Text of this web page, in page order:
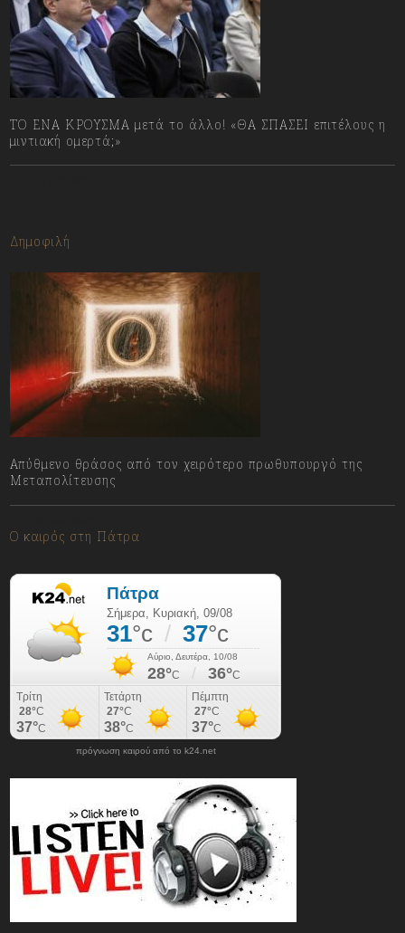
ΤΟ ΕΝΑ ΚΡΟΥΣΜΑ μετά το άλλο! «ΘΑ ΣΠΑΣΕΙ επιτέλους η
μιντιακή ομερτά;»
Δημοφιλή
Απύθμενο θράσος από τον χειρότερο πρωθυπουργό της
Μεταπολίτευσης
Ο καιρός στη Πάτρα
πρόγνωση καιρού από το k24.net